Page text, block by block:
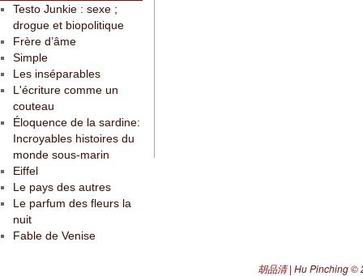
Testo Junkie : sexe ;
drogue et biopolitique
Frère d’âme
Simple
Les inséparables
L'écriture comme un
couteau
Éloquence de la sardine:
Incroyables histoires du
monde sous-marin
Eiffel
Le pays des autres
Le parfum des fleurs la
nuit
Fable de Venise
胡品清 | Hu Pinching©